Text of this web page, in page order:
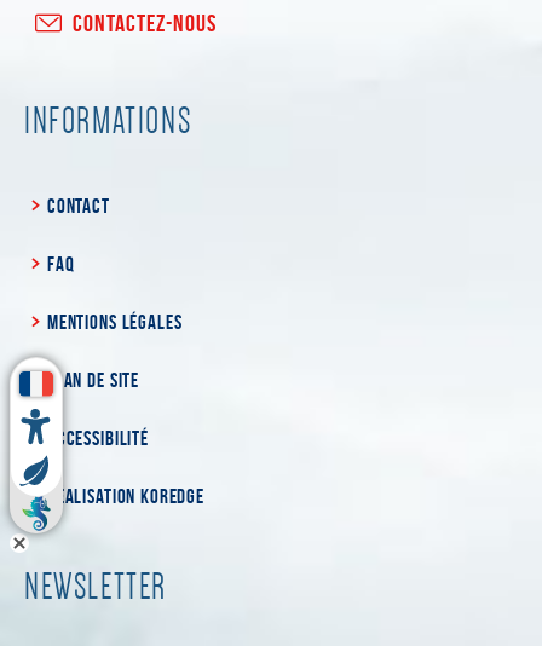
CONTACTEZ-NOUS
INFORMATIONS
CONTACT
FAQ
MENTIONS LÉGALES
PLAN DE SITE
ACCESSIBILITÉ
RÉALISATION KOREDGE
NEWSLETTER